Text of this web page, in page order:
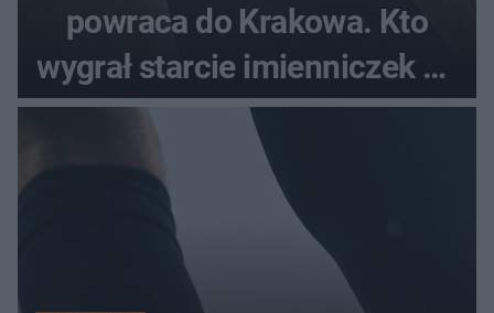
powraca do Krakowa. Kto
wygrał starcie imienniczek na
pełnym stadionie